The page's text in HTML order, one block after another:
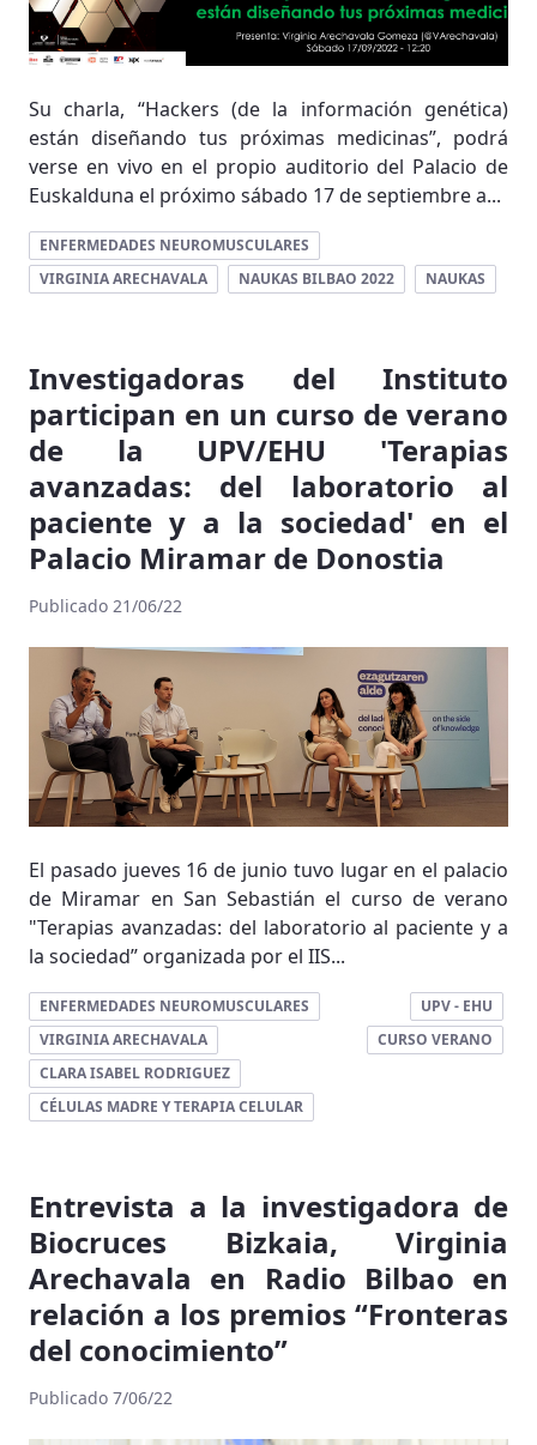
Su charla, “Hackers (de la información genética)
están diseñando tus próximas medicinas”, podrá
verse en vivo en el propio auditorio del Palacio de
Euskalduna el próximo sábado 17 de septiembre a...
ENFERMEDADES NEUROMUSCULARES
VIRGINIA ARECHAVALA
NAUKAS BILBAO 2022 NAUKAS
Investigadoras del Instituto
participan en un curso de verano
de la UPV/EHU 'Terapias
avanzadas: del laboratorio al
paciente y a la sociedad' en el
Palacio Miramar de Donostia
Publicado 21/06/22
El pasado jueves 16 de junio tuvo lugar en el palacio
de Miramar en San Sebastián el curso de verano
"Terapias avanzadas: del laboratorio al paciente y a
la sociedad” organizada por el IIS...
ENFERMEDADES NEUROMUSCULARES
UPV - EHU
VIRGINIA ARECHAVALA
CURSO VERANO
CLARA ISABEL RODRIGUEZ
CÉLULAS MADRE Y TERAPIA CELULAR
Entrevista a la investigadora de
Biocruces Bizkaia, Virginia
Arechavala en Radio Bilbao en
relación a los premios “Fronteras
del conocimiento”
Publicado 7/06/22